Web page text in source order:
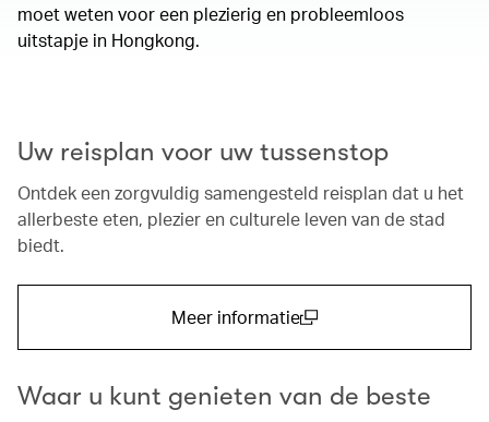
moet weten voor een plezierig en probleemloos
uitstapje in Hongkong.
Uw reisplan voor uw tussenstop
Ontdek een zorgvuldig samengesteld reisplan dat u het
allerbeste eten, plezier en culturele leven van de stad
biedt.
Meer informatie
Waar u kunt genieten van de beste